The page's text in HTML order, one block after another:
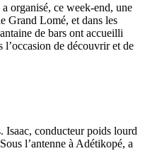
organisé, ce week-end, une
Grand Lomé, et dans les
de bars ont accueilli
de découvrir et de
Isaac, conducteur poids lourd
l’antenne à Adétikopé, a